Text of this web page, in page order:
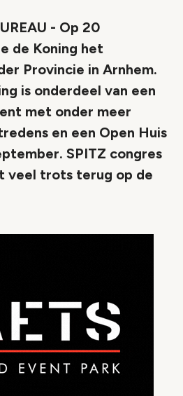
- Op 20
de Koning het
Provincie in Arnhem.
is onderdeel van een
met onder meer
en een Open Huis
SPITZ congres
veel trots terug op de